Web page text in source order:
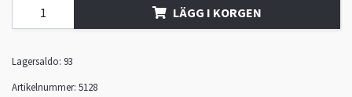
LÄGG I KORGEN
Lagersaldo: 93
Artikelnummer: 5128